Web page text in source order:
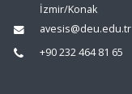
İzmir/Konak
avesis@deu.edu.tr
+90 232 464 81 65